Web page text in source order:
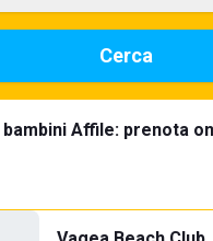
Cerca
Affile: prenota